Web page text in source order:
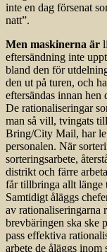
inte en dag försenat
natt”.
Men maskinerna är
eftersändning inte
bland den för
den ut på turen, och
eftersändas innan
De rationaliseringar
man så vill, tvingats
Bring/City Mail, har
personalen. När
sorteringsarbete,
distrikt och färre
får tillbringa allt länge
Samtidigt åläggs
av rationaliseringarna
brevbäringen ska ske
pass effektiva
arbete de åläggs inom